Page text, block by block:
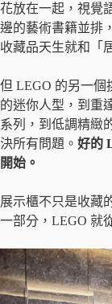
花放在一起，視覺
邊的藝術書籍並排
收藏品天生就和「
但 LEGO 的另一個
的迷你人型，到重
系列，到低調精緻
決所有問題。 好的
開始。
展示櫃不只是收藏
一部分，LEGO 就